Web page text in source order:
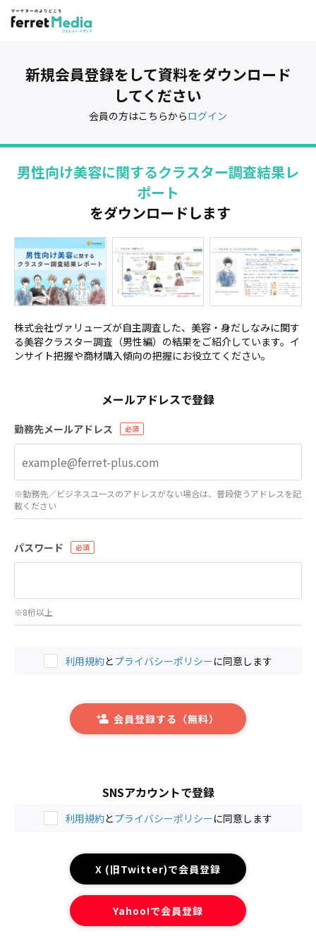
新規会員登録をして資料をダウンロード
してください
会員の方はこちらからログイン
男性向け美容に関するクラスター調査結果レ
ポート
をダウンロードします
株式会社ヴァリューズが自主調査した、美容・身だしなみに関す
る美容クラスター調査（男性編）の結果をご紹介しています。イ
ンサイト把握や商材購入傾向の把握にお役立てください。
SNSアカウントで登録
利用規約とプライバシーポリシーに同意します
X (旧Twitter)で会員登録
Yahoo!で会員登録
メールアドレスで登録
勤務先メールアドレス
※勤務先／ビジネスユースのアドレスがない場合は、普段使うアドレスを記
載ください
パスワード
※8桁以上
利用規約とプライバシーポリシーに同意します
会員登録する（無料）